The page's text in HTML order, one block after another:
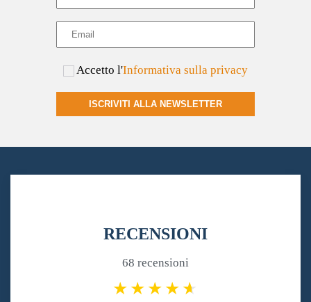
Accetto l'Informativa sulla privacy
ISCRIVITI ALLA NEWSLETTER
RECENSIONI
68 recensioni